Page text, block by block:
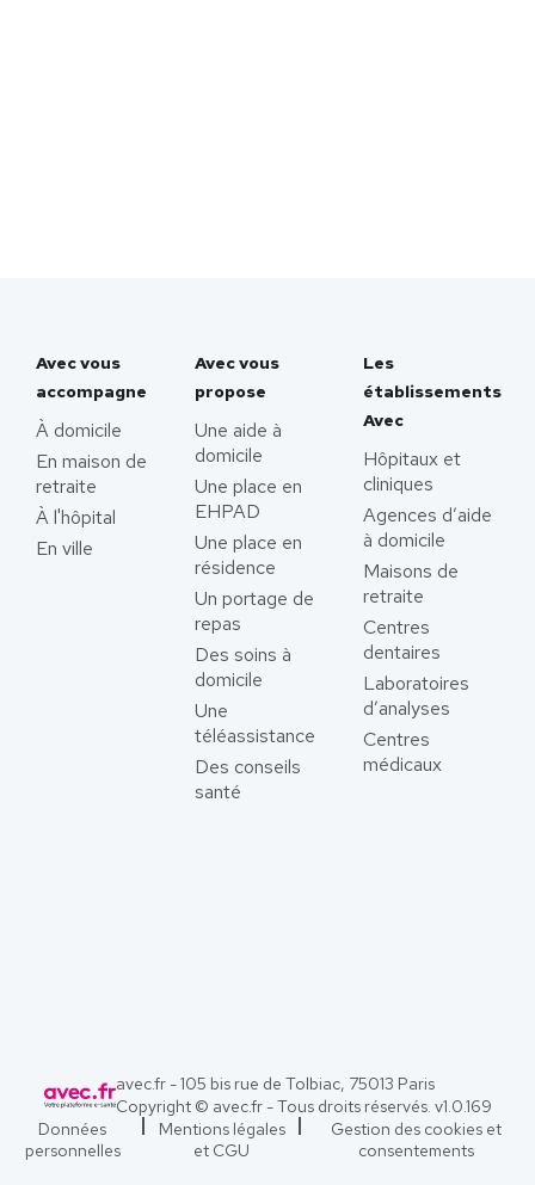
Avec vous
accompagne
À domicile
En maison de
retraite
À l'hôpital
En ville
Avec vous
propose
Une aide à
domicile
Une place en
EHPAD
Une place en
résidence
Un portage de
repas
Des soins à
domicile
Une
téléassistance
Des conseils
santé
Les
établissements
Avec
Hôpitaux et
cliniques
Agences d’aide
à domicile
Maisons de
retraite
Centres
dentaires
Laboratoires
d’analyses
Centres
médicaux
avec.fr - 105 bis rue de Tolbiac, 75013 Paris
Copyright © avec.fr - Tous droits réservés. v1.0.169
Données
personnelles
Mentions légales
et CGU
Gestion des cookies et
consentements